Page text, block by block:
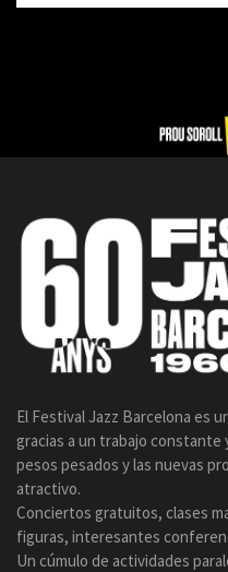
El Festival Jazz Barcelona es
gracias a un trabajo constante
pesos pesados y las nuevas
atractivo.
Conciertos gratuitos, clases
figuras, interesantes
Un cúmulo de actividades